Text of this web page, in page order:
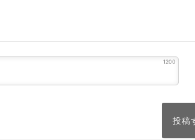
1200